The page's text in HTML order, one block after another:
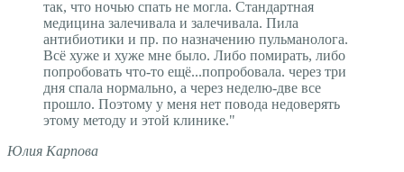
так, что ночью спать не могла. Стандартная
медицина залечивала и залечивала. Пила
антибиотики и пр. по назначению пульманолога.
Всё хуже и хуже мне было. Либо помирать, либо
попробовать что-то ещё...попробовала. через три
дня спала нормально, а через неделю-две все
прошло. Поэтому у меня нет повода недоверять
этому методу и этой клинике."
Юлия Карпова